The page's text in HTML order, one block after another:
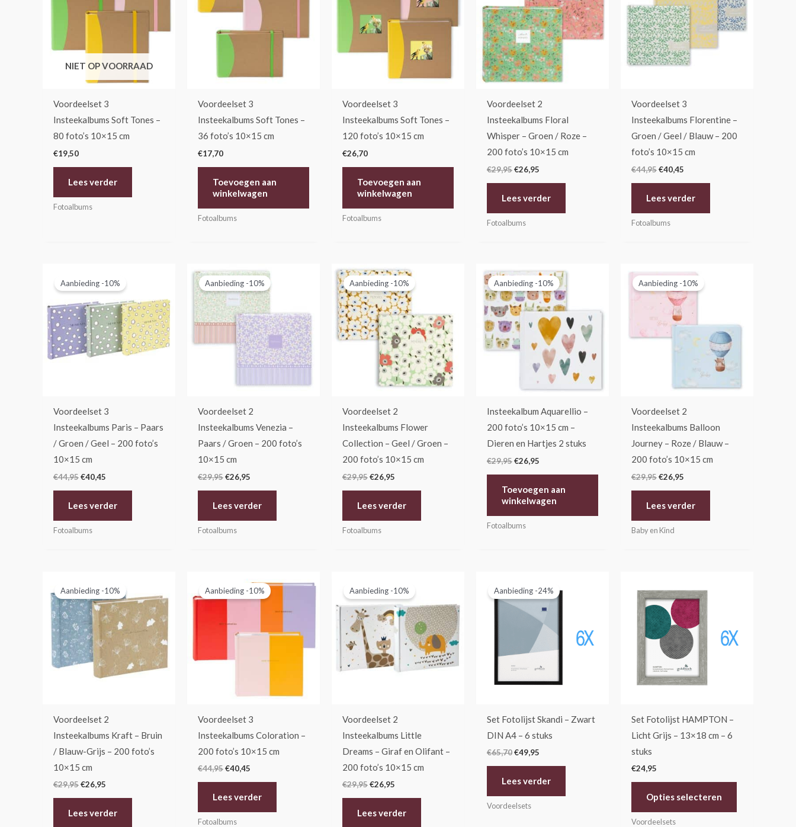
NIET OP VOORRAAD
Voordeelset 3
Insteekalbums Soft Tones –
80 foto’s 10×15 cm
€19,50
Lees verder
Fotoalbums
Voordeelset 3
Insteekalbums Soft Tones –
36 foto’s 10×15 cm
€17,70
Toevoegen aan
winkelwagen
Fotoalbums
Voordeelset 3
Insteekalbums Soft Tones –
120 foto’s 10×15 cm
€26,70
Toevoegen aan
winkelwagen
Fotoalbums
Voordeelset 2
Insteekalbums Floral
Whisper – Groen / Roze –
200 foto’s 10×15 cm
€29,95€26,95
Lees verder
Fotoalbums
Voordeelset 3
Insteekalbums Florentine –
Groen / Geel / Blauw – 200
foto’s 10×15 cm
€44,95€40,45
Lees verder
Fotoalbums
Aanbieding -10%
Voordeelset 3
Insteekalbums Paris – Paars
/ Groen / Geel – 200 foto’s
10×15 cm
€44,95
prijs
was:
€40,45
prijs
is:
€40,45.
Lees verder
Fotoalbums
Aanbieding -10%
Voordeelset 2
Insteekalbums Venezia –
Paars / Groen – 200 foto’s
10×15 cm
€29,95
prijs
was:
€29,95.
€26,95
prijs
is:
€26,95.
Lees verder
Fotoalbums
Aanbieding -10%
Voordeelset 2
Insteekalbums Flower
Collection – Geel / Groen –
200 foto’s 10×15 cm
€29,95
Oorspronkelijke
prijs
was:
€29,95.
€26,95
Huidige
prijs
is:
€26,95.
Lees verder
Fotoalbums
Aanbieding -10%
Insteekalbum Aquarellio –
200 foto’s 10×15 cm –
Dieren en Hartjes 2 stuks
€29,95
prijs
was:
€29,95.
€26,95
prijs
is:
€26,95.
Toevoegen aan
winkelwagen
Fotoalbums
Aanbieding -10%
Voordeelset 2
Insteekalbums Balloon
Journey – Roze / Blauw –
200 foto’s 10×15 cm
€29,95
prijs
was:
€29,95.
€26,95
prijs
is:
€26,95.
Lees verder
Baby en Kind
Aanbieding -10%
Voordeelset 2
Insteekalbums Kraft – Bruin
/ Blauw-Grijs – 200 foto’s
10×15 cm
€29,95
prijs
was:
€29,95.
€26,95
prijs
is:
€26,95.
Lees verder
Aanbieding -10%
Voordeelset 3
Insteekalbums Coloration –
200 foto’s 10×15 cm
€44,95
prijs
was:
€40,45
prijs
is:
Lees verder
Fotoalbums
Aanbieding -10%
Voordeelset 2
Insteekalbums Little
Dreams – Giraf en Olifant –
200 foto’s 10×15 cm
€29,95
prijs
was:
€29,95.
€26,95
prijs
is:
€26,95.
Lees verder
Aanbieding -24%
Set Fotolijst Skandi – Zwart
DIN A4 – 6 stuks
€65,70
prijs
was:
€65,70.
€49,95
prijs
is:
€49,95.
Lees verder
Voordeelsets
Set Fotolijst HAMPTON –
Licht Grijs – 13×18 cm – 6
stuks
€24,95
Opties selecteren
Voordeelsets